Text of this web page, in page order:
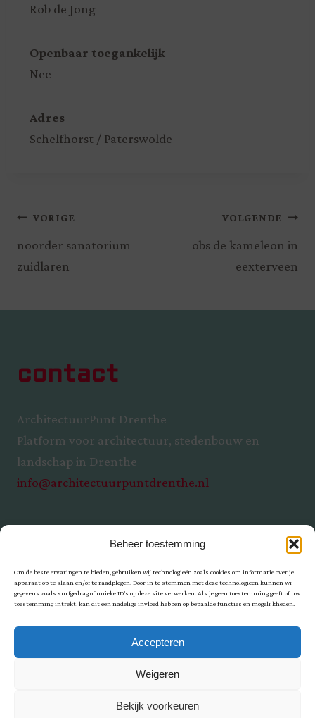
Beheer toestemming
Om de beste ervaringen te bieden, gebruiken wij technologieën zoals cookies om informatie over je
apparaat op te slaan en/of te raadplegen. Door in te stemmen met deze technologieën kunnen wij
gegevens zoals surfgedrag of unieke ID's op deze site verwerken. Als je geen toestemming geeft of uw
toestemming intrekt, kan dit een nadelige invloed hebben op bepaalde functies en mogelijkheden.
Accepteren
Weigeren
Bekijk voorkeuren
Rob de Jong
Openbaar toegankelijk
Nee
Adres
Schelfhorst / Paterswolde
VORIGE
noorder sanatorium
zuidlaren
VOLGENDE
obs de kameleon in
eexterveen
contact
ArchitectuurPunt Drenthe
Platform voor architectuur, stedenbouw en
landschap in Drenthe
info@architectuurpuntdrenthe.nl